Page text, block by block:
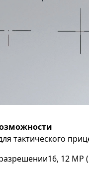
тактического
12 MP